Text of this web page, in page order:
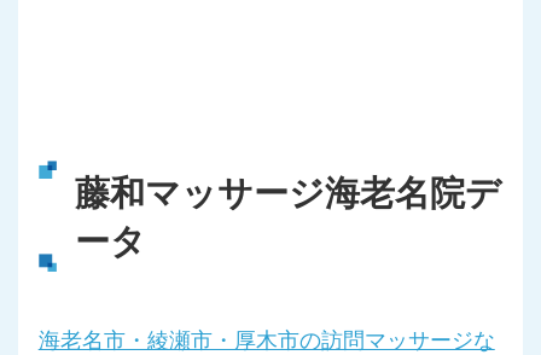
藤和マッサージ海老名院デ
ータ
海老名市・綾瀬市・厚木市の訪問マッサージな